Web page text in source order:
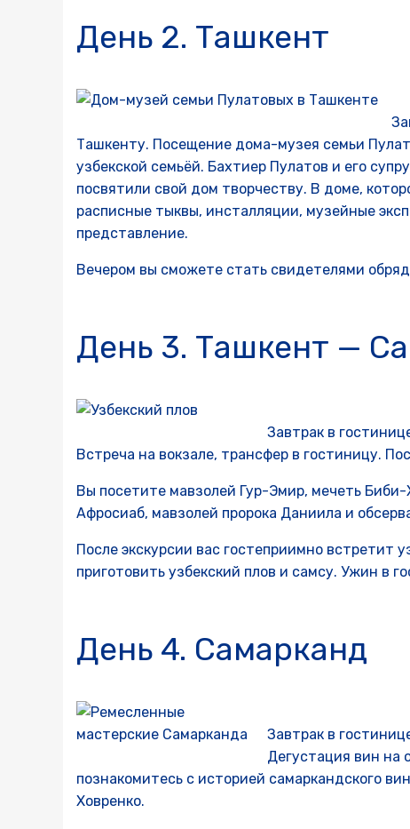
День 2. Ташкент
Ташкенту. Посещение дома-музея семьи
узбекской семьёй. Бахтиер Пулатов и его
посвятили свой дом творчеству. В доме,
расписные тыквы, инсталляции, музейные
представление.
Вечером вы сможете стать свидетелями
День 3. Ташкент —
Завтрак в
Встреча на вокзале, трансфер в гостиницу.
Вы посетите мавзолей Гур-Эмир, мечеть
Афросиаб, мавзолей пророка Даниила и
После экскурсии вас гостеприимно встретит
приготовить узбекский плов и самсу. Ужин в
День 4. Самарканд
Завтрак в
Дегустация вин на
познакомитесь с историей самаркандского
Ховренко.